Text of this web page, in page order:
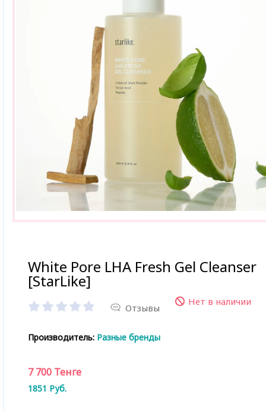
White Pore LHA Fresh Gel Cleanser
[StarLike]
Отзывы
Нет в наличии
Производитель: Разные бренды
7 700 Тенге
1851 Руб.